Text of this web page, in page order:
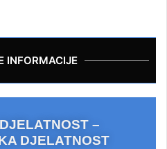
INFORMACIJE
–
DJELATNOST